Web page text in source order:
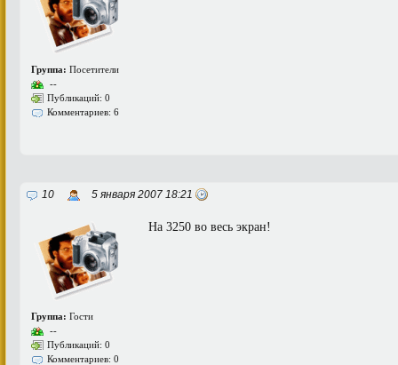
Группа: Посетители
--
Публикаций: 0
Комментариев: 6
10 5 января 2007 18:21
Группа: Гости
--
Публикаций: 0
Комментариев: 0
На 3250 во весь экран!